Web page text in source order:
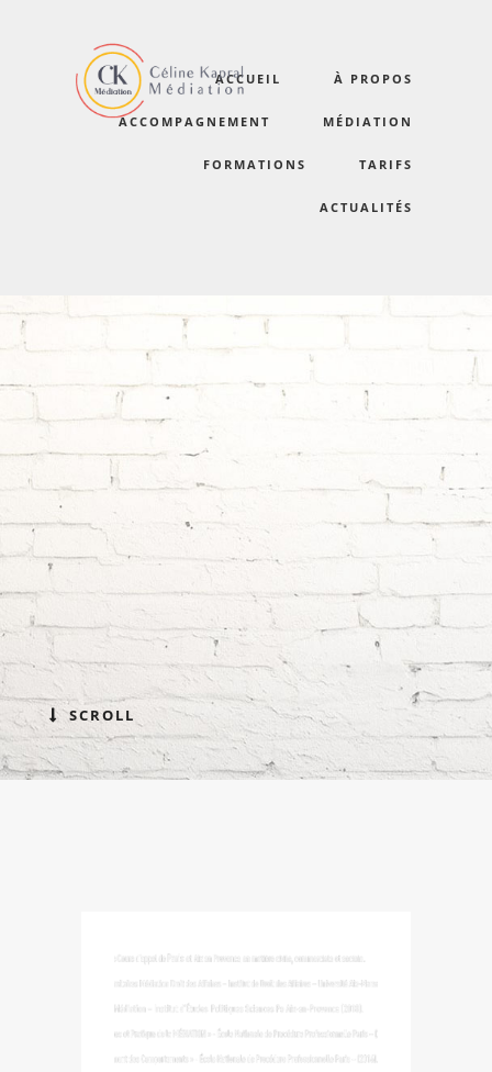
ACCUEIL À PROPOS
ACCOMPAGNEMENT MÉDIATION
FORMATIONS TARIFS
ACTUALITÉS
certifications2020-7
 SCROLL